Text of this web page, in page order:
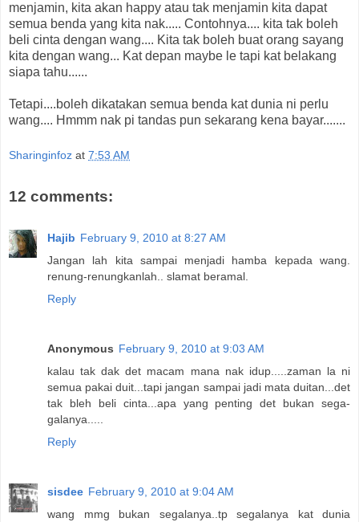
menjamin, kita akan happy atau tak menjamin kita dapat
semua benda yang kita nak..... Contohnya.... kita tak boleh
beli cinta dengan wang.... Kita tak boleh buat orang sayang
kita dengan wang... Kat depan maybe le tapi kat belakang
siapa tahu......
Tetapi....boleh dikatakan semua benda kat dunia ni perlu
wang.... Hmmm nak pi tandas pun sekarang kena bayar.......
Sharinginfoz at 7:53 AM
12 comments:
Hajib February 9, 2010 at 8:27 AM
Jangan lah kita sampai menjadi hamba kepada wang.
renung-renungkanlah.. slamat beramal.
Reply
Anonymous February 9, 2010 at 9:03 AM
kalau tak dak det macam mana nak idup.....zaman la ni
semua pakai duit...tapi jangan sampai jadi mata duitan...det
tak bleh beli cinta...apa yang penting det bukan sega-
galanya.....
Reply
sisdee February 9, 2010 at 9:04 AM
wang mmg bukan segalanya..tp segalanya kat dunia